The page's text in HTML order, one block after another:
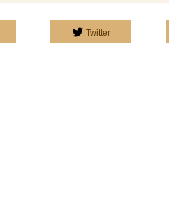
Twitter